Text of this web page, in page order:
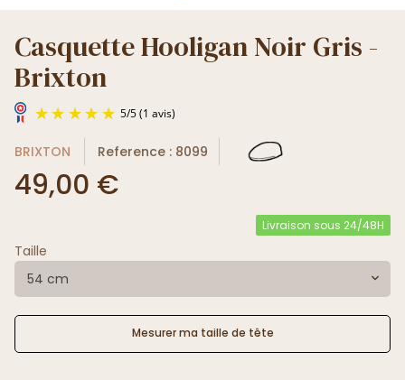
Casquette Hooligan Noir Gris -
Brixton
5/5(1 avis)
BRIXTON Reference : 8099
49,00 €
Livraison sous 24/48H
Taille
54 cm
Mesurer ma taille de tête